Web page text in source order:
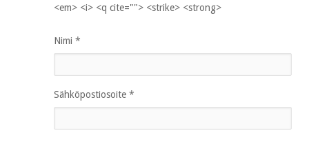
<em> <i> <q cite=""> <strike> <strong>
Nimi *
Sähköpostiosoite *